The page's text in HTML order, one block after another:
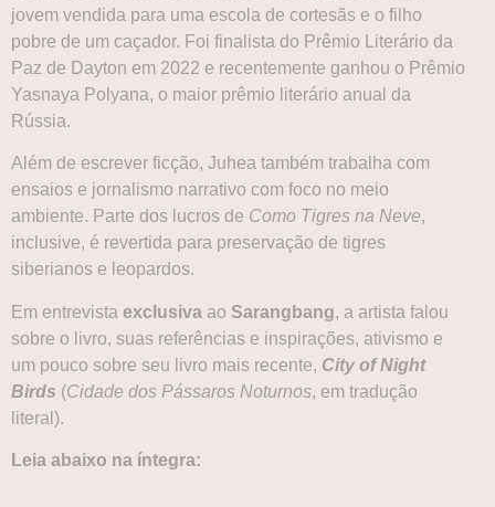
jovem vendida para uma escola de cortesãs e o filho
pobre de um caçador. Foi finalista do Prêmio Literário da
Paz de Dayton em 2022 e recentemente ganhou o Prêmio
Yasnaya Polyana, o maior prêmio literário anual da
Rússia.
Além de escrever ficção, Juhea também trabalha com
ensaios e jornalismo narrativo com foco no meio
ambiente. Parte dos lucros de Como Tigres na Neve,
inclusive, é revertida para preservação de tigres
siberianos e leopardos.
Em entrevista exclusiva ao Sarangbang, a artista falou
sobre o livro, suas referências e inspirações, ativismo e
um pouco sobre seu livro mais recente, City of Night
Birds (Cidade dos Pássaros Noturnos, em tradução
literal).
Leia abaixo na íntegra: